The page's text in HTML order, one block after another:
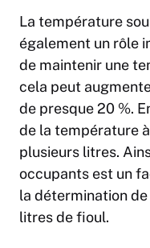
La température
également un rôle
de maintenir une
cela peut
de presque 20 %.
de la température
plusieurs litres.
occupants est un
la détermination
litres de fioul.